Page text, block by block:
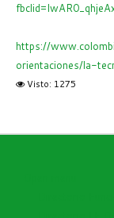
https://
orientaciones/la-
Visto: 1275